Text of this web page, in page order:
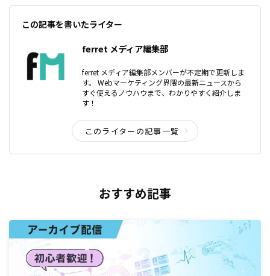
この記事を書いたライター
ferret メディア編集部
ferret メディア編集部メンバーが不定期で更新しま
す。 Webマーケティング界隈の最新ニュースから
すぐ使えるノウハウまで、わかりやすく紹介しま
す！
このライターの記事一覧
おすすめ記事